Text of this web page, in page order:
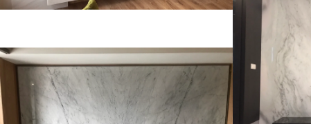
銀狐~TV牆~
+電視櫃檯面
住宅
面
面